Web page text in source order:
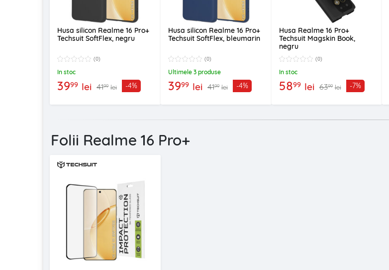
Husa silicon Realme 16 Pro+
Techsuit SoftFlex, negru
(0)
In stoc
3999 lei 4199 lei -4%
Husa silicon Realme 16 Pro+
Techsuit SoftFlex, bleumarin
(0)
Ultimele 3 produse
3999 lei 4199 lei -4%
Husa Realme 16 Pro+
Techsuit Magskin Book,
negru
(0)
In stoc
5899 lei 6399 lei -7%
Folii Realme 16 Pro+